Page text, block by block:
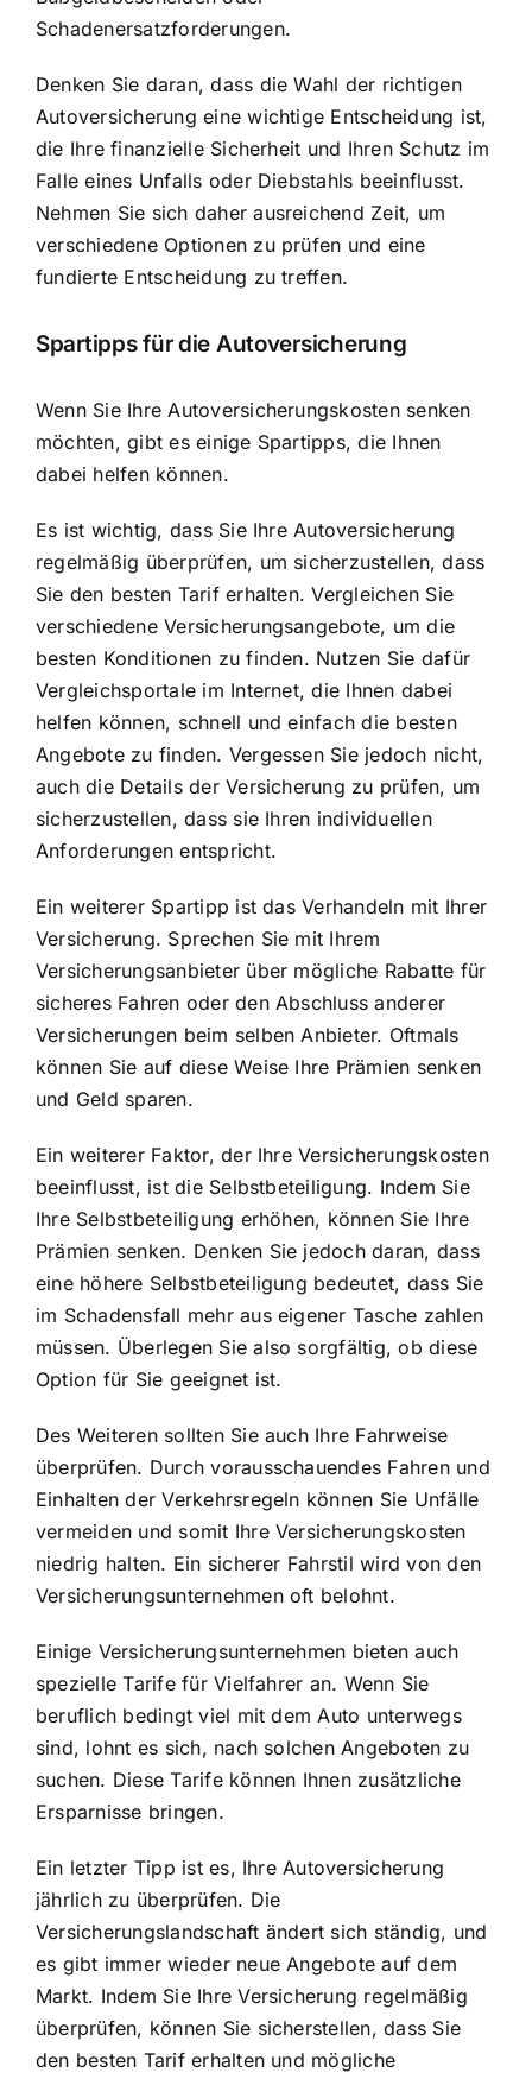
Schadenersatzforderungen.
Denken Sie daran, dass die Wahl der richtigen
Autoversicherung eine wichtige Entscheidung ist,
die Ihre finanzielle Sicherheit und Ihren Schutz im
Falle eines Unfalls oder Diebstahls beeinflusst.
Nehmen Sie sich daher ausreichend Zeit, um
verschiedene Optionen zu prüfen und eine
fundierte Entscheidung zu treffen.
Spartipps für die Autoversicherung
Wenn Sie Ihre Autoversicherungskosten senken
möchten, gibt es einige Spartipps, die Ihnen
dabei helfen können.
Es ist wichtig, dass Sie Ihre Autoversicherung
regelmäßig überprüfen, um sicherzustellen, dass
Sie den besten Tarif erhalten.Vergleichen Sie
verschiedene Versicherungsangebote, um die
besten Konditionen zu finden. Nutzen Sie dafür
Vergleichsportale im Internet, die Ihnen dabei
helfen können, schnell und einfach die besten
Angebote zu finden. Vergessen Sie jedoch nicht,
auch die Details der Versicherung zu prüfen, um
sicherzustellen, dass sie Ihren individuellen
Anforderungen entspricht.
Ein weiterer Spartipp ist das Verhandeln mit Ihrer
Versicherung. Sprechen Sie mit Ihrem
Versicherungsanbieter über mögliche Rabatte für
sicheres Fahren oder den Abschluss anderer
Versicherungen beim selben Anbieter. Oftmals
können Sie auf diese Weise Ihre Prämien senken
und Geld sparen.
Ein weiterer Faktor, der Ihre Versicherungskosten
beeinflusst, ist die Selbstbeteiligung. Indem Sie
Ihre Selbstbeteiligung erhöhen, können Sie Ihre
Prämien senken. Denken Sie jedoch daran, dass
eine höhere Selbstbeteiligung bedeutet, dass Sie
im Schadensfall mehr aus eigener Tasche zahlen
müssen. Überlegen Sie also sorgfältig, ob diese
Option für Sie geeignet ist.
Des Weiteren sollten Sie auch Ihre Fahrweise
überprüfen. Durch vorausschauendes Fahren und
Einhalten der Verkehrsregeln können Sie Unfälle
vermeiden und somit Ihre Versicherungskosten
niedrig halten. Ein sicherer Fahrstil wird von den
Versicherungsunternehmen oft belohnt.
Einige Versicherungsunternehmen bieten auch
spezielle Tarife für Vielfahrer an. Wenn Sie
beruflich bedingt viel mit dem Auto unterwegs
sind, lohnt es sich, nach solchen Angeboten zu
suchen. Diese Tarife können Ihnen zusätzliche
Ersparnisse bringen.
Ein letzter Tipp ist es, Ihre Autoversicherung
jährlich zu überprüfen. Die
Versicherungslandschaft ändert sich ständig, und
es gibt immer wieder neue Angebote auf dem
Markt. Indem Sie Ihre Versicherung regelmäßig
überprüfen, können Sie sicherstellen, dass Sie
den besten Tarif erhalten und mögliche